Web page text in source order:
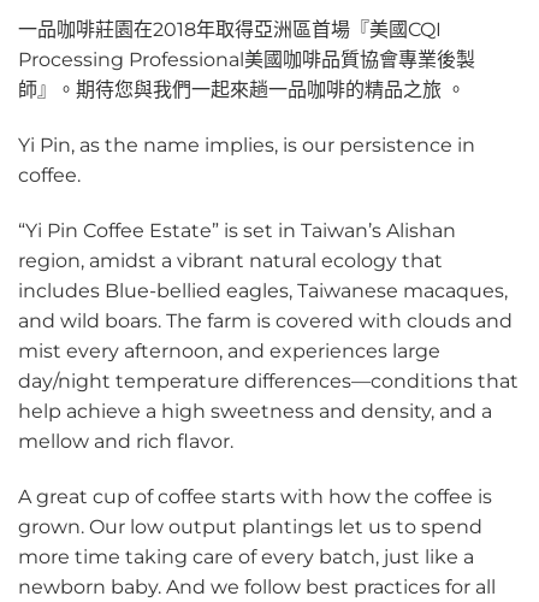
一品咖啡莊園在2018年取得亞洲區首場『美國CQI
Processing Professional美國咖啡品質協會專業後製
師』。期待您與我們一起來趟一品咖啡的精品之旅 。
Yi Pin, as the name implies, is our persistence in
coffee.
“Yi Pin Coffee Estate” is set in Taiwan’s Alishan
region, amidst a vibrant natural ecology that
includes Blue-bellied eagles, Taiwanese macaques,
and wild boars. The farm is covered with clouds and
mist every afternoon, and experiences large
day/night temperature differences––conditions that
help achieve a high sweetness and density, and a
mellow and rich flavor.
A great cup of coffee starts with how the coffee is
grown. Our low output plantings let us to spend
more time taking care of every batch, just like a
newborn baby. And we follow best practices for all